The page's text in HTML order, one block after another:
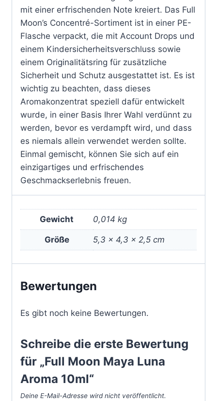
mit einer erfrischenden Note kreiert. Das Full
Moon’s Concentré-Sortiment ist in einer PE-
Flasche verpackt, die mit Account Drops und
einem Kindersicherheitsverschluss sowie
einem Originalitätsring für zusätzliche
Sicherheit und Schutz ausgestattet ist. Es ist
wichtig zu beachten, dass dieses
Aromakonzentrat speziell dafür entwickelt
wurde, in einer Basis Ihrer Wahl verdünnt zu
werden, bevor es verdampft wird, und dass
es niemals allein verwendet werden sollte.
Einmal gemischt, können Sie sich auf ein
einzigartiges und erfrischendes
Geschmackserlebnis freuen.
Gewicht 0,014 kg
Größe 5,3 × 4,3 × 2,5 cm
Bewertungen
Es gibt noch keine Bewertungen.
Schreibe die erste Bewertung
für „Full Moon Maya Luna
Aroma 10ml“
Deine E-Mail-Adresse wird nicht veröffentlicht.